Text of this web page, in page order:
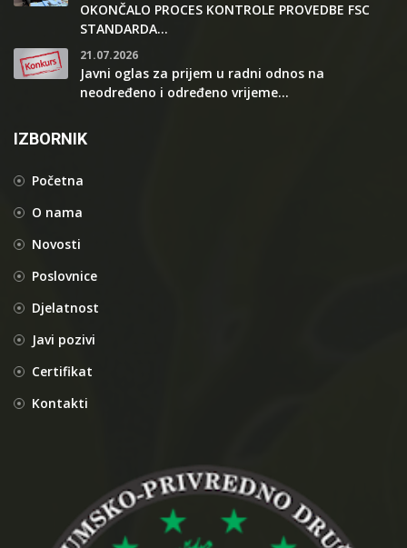
OKONČALO PROCES KONTROLE PROVEDBE FSC
STANDARDA...
21.07.2026
Javni oglas za prijem u radni odnos na
neodređeno i određeno vrijeme...
IZBORNIK
Početna
O nama
Novosti
Poslovnice
Djelatnost
Javi pozivi
Certifikat
Kontakti